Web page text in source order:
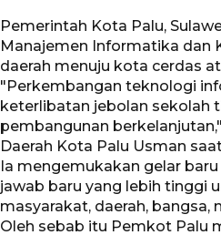
Pemerintah Kota Palu,
Manajemen Informatika dan
daerah menuju kota cerdas
"Perkembangan teknologi
keterlibatan jebolan sekolah
pembangunan
Daerah Kota Palu Usman
Ia mengemukakan gelar
jawab baru yang lebih tinggi
masyarakat, daerah, bangsa,
Oleh sebab itu Pemkot Palu